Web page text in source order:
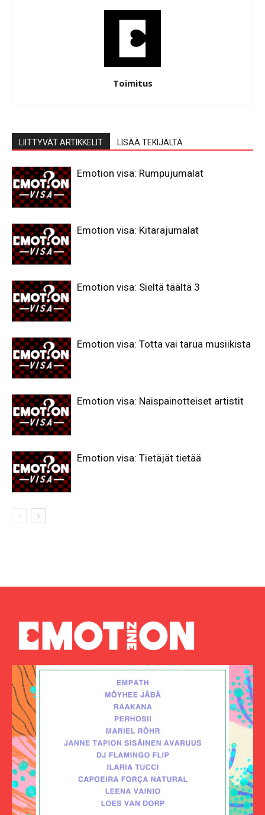
Toimitus
LIITTYVÄT ARTIKKELIT LISÄÄ TEKIJÄLTÄ
Emotion visa: Rumpujumalat
Emotion visa: Kitarajumalat
Emotion visa: Sieltä täältä 3
Emotion visa: Totta vai tarua musiikista
Emotion visa: Naispainotteiset artistit
Emotion visa: Tietäjät tietää